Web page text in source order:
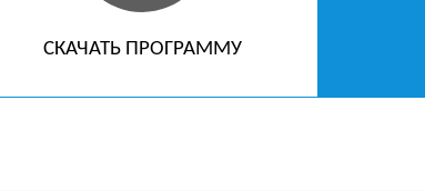
СКАЧАТЬ ПРОГРАММУ